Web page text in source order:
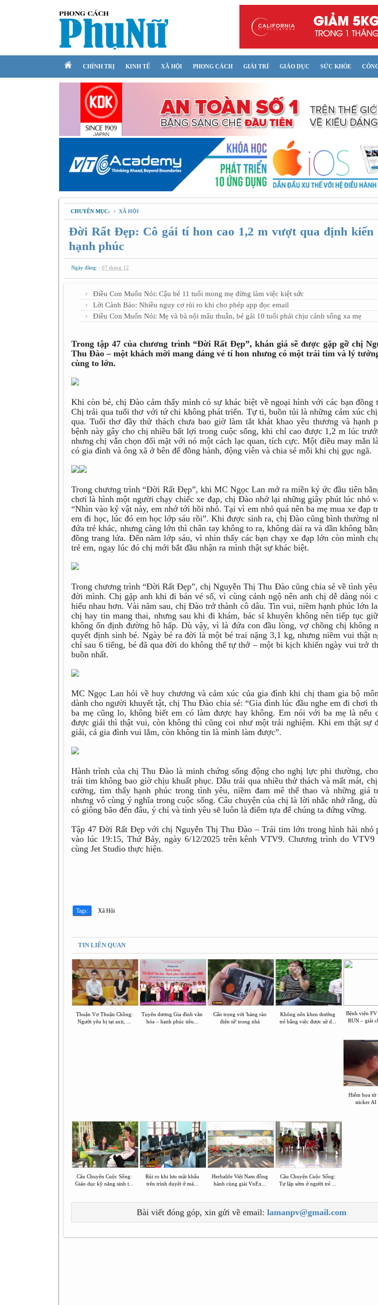
CHÍNH TRỊ KINH TẾ XÃ HỘI PHONG CÁCH GIẢI TRÍ GIÁO DỤC SỨC KHỎE
CHUYÊN MỤC: XÃ HỘI
Đời Rất Đẹp: Cô gái tí hon cao 1,2 m vượt qua định kiến
hạnh phúc
Ngày đăng: : 07 tháng 12
Điều Con Muốn Nói: Cậu bé 11 tuổi mong mẹ đừng làm việc kiệt sức
Lời Cảnh Báo: Nhiều nguy cơ rủi ro khi cho phép app đọc email
Điều Con Muốn Nói: Mẹ và bà nội mâu thuẫn, bé gái 10 tuổi phải chịu cảnh sống xa mẹ
Trong tập 47 của chương trình “Đời Rất Đẹp”, khán giả sẽ được gặp gỡ chị
Thu Đào – một khách mời mang dáng vẻ tí hon nhưng có một trái tim và lý
cùng to lớn.
Khi còn bé, chị Đào cảm thấy mình có sự khác biệt về ngoại hình với các bạn đồng
Chị trải qua tuổi thơ với tứ chi không phát triển. Tự ti, buồn tủi là những cảm xúc
qua. Tuổi thơ đầy thử thách chưa bao giờ làm tắt khát khao yêu thương và hạnh
bệnh này gây cho chị nhiều bất lợi trong cuộc sống, khi chỉ cao được 1,2 m lúc
nhưng chị vẫn chọn đối mặt với nó một cách lạc quan, tích cực. Một điều may mắn
có gia đình và ông xã ở bên để đồng hành, động viên và chia sẻ mỗi khi chị gục ngã.
Trong chương trình “Đời Rất Đẹp”, khi MC Ngọc Lan mở ra miền ký ức đầu tiên
chơi là hình một người chạy chiếc xe đạp, chị Đào nhớ lại những giây phút lúc nhỏ
“Nhìn vào kỷ vật này, em nhớ tới hồi nhỏ. Tại vì em nhỏ quá nên ba mẹ mua xe đạp
em đi học, lúc đó em học lớp sáu rồi”. Khi được sinh ra, chị Đào cũng bình thường
đứa trẻ khác, nhưng càng lớn thì chân tay không to ra, không dài ra và dần không
đồng trang lứa. Đến năm lớp sáu, vì nhìn thấy các bạn chạy xe đạp lớn còn mình
trẻ em, ngay lúc đó chị mới bắt đầu nhận ra mình thật sự khác biệt.
Trong chương trình “Đời Rất Đẹp”, chị Nguyễn Thị Thu Đào cũng chia sẻ về tình yêu
đời mình. Chị gặp anh khi đi bán vé số, vì cùng cảnh ngộ nên anh chị dễ dàng nói
hiểu nhau hơn. Vài năm sau, chị Đào trở thành cô dâu. Tin vui, niềm hạnh phúc lớn
chị hay tin mang thai, nhưng sau khi đi khám, bác sĩ khuyên không nên tiếp tục
không ổn định đường hô hấp. Dù vậy, vì là đứa con đầu lòng, vợ chồng chị không
quyết định sinh bé. Ngày bé ra đời là một bé trai nặng 3,1 kg, nhưng niềm vui thật
chỉ sau 6 tiếng, bé đã qua đời do không thể tự thở – một bi kịch khiến ngày vui trở
buồn nhất.
MC Ngọc Lan hỏi về huy chương và cảm xúc của gia đình khi chị tham gia bộ
dành cho người khuyết tật, chị Thu Đào chia sẻ: “Gia đình lúc đầu nghe em đi chơi
ba mẹ cũng lo, không biết em có làm được hay không. Em nói với ba mẹ là nếu
được giải thì thật vui, còn không thì cũng coi như một trải nghiệm. Khi em thật sự
giải, cả gia đình vui lắm, còn không tin là mình làm được”.
Hành trình của chị Thu Đào là minh chứng sống động cho nghị lực phi thường,
trái tim không bao giờ chịu khuất phục. Dẫu trải qua nhiều thử thách và mất mát,
cường, tìm thấy hạnh phúc trong tình yêu, niềm đam mê thể thao và những giá
nhưng vô cùng ý nghĩa trong cuộc sống. Câu chuyện của chị là lời nhắc nhở rằng,
có giông bão đến đâu, ý chí và tình yêu sẽ luôn là điểm tựa để chúng ta đứng vững.
Tập 47 Đời Rất Đẹp với chị Nguyễn Thị Thu Đào – Trái tim lớn trong hình hài nhỏ
vào lúc 19:15, Thứ Bảy, ngày 6/12/2025 trên kênh VTV9. Chương trình do VTV9
cùng Jet Studio thực hiện.
Tags: Xã Hội
TIN LIÊN QUAN
Thuận Vợ Thuận Chồng:
Người yêu bị tạt axit, ...
Tuyên dương Gia đình văn
hóa – hạnh phúc tiêu...
Cẩn trọng với 'hàng rào
điện tử' trong nhà
Không nên khen thưởng
trẻ bằng việc được sử d...
Bệnh viện
RUN – giải
Hiểm họa từ
sticker AI
Câu Chuyện Cuộc Sống:
Giáo dục kỹ năng sinh t...
Rủi ro khi lưu mật khẩu
trên trình duyệt ở má...
Herbalife Việt Nam đồng
hành cùng giải VnEx...
Câu Chuyện Cuộc Sống:
Tự lập sớm ở người trẻ ...
Bài viết đóng góp, xin gửi về email: lamanpv@gmail.com